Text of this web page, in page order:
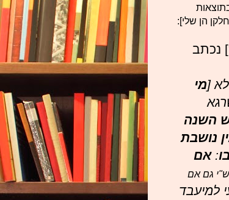
הן שלי]:
נכתב
[מי
השנה
נושבת
:אם
גם אם
למיעבד